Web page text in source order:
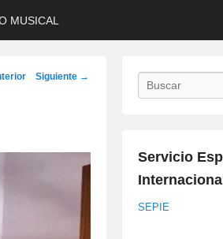
MUSICAL
Siguiente → Buscar
Servicio
SEPIE